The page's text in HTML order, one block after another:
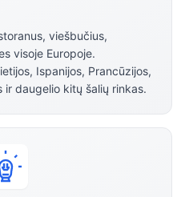
viešbučius,
visoje Europoje.
Ispanijos, Prancūzijos,
ir daugelio kitų šalių rinkas.